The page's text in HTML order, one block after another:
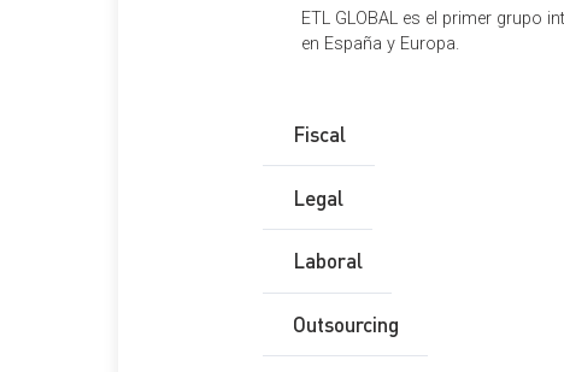
ETL GLOBAL es el primer grupo
en España y Europa.
Fiscal
Legal
Laboral
Outsourcing